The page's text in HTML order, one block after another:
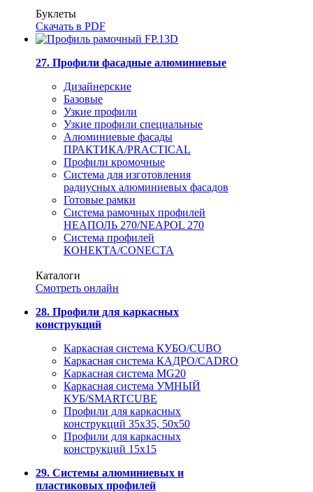
Буклеты
Скачать в PDF
27. Профили фасадные алюминиевые
Дизайнерские
Базовые
Узкие профили
Узкие профили специальные
Алюминиевые фасады
ПРАКТИКА/PRACTICAL
Профили кромочные
Система для изготовления
радиусных алюминиевых фасадов
Готовые рамки
Система рамочных профилей
НЕАПОЛЬ 270/NEAPOL 270
Система профилей
КОНЕКТА/CONECTA
Каталоги
Смотреть онлайн
28. Профили для каркасных
конструкций
Каркасная система КУБО/CUBO
Каркасная система КАДРО/CADRO
Каркасная система MG20
Каркасная система УМНЫЙ
КУБ/SMARTCUBE
Профили для каркасных
конструкций 35x35, 50x50
Профили для каркасных
конструкций 15х15
29. Системы алюминиевых и
пластиковых профилей